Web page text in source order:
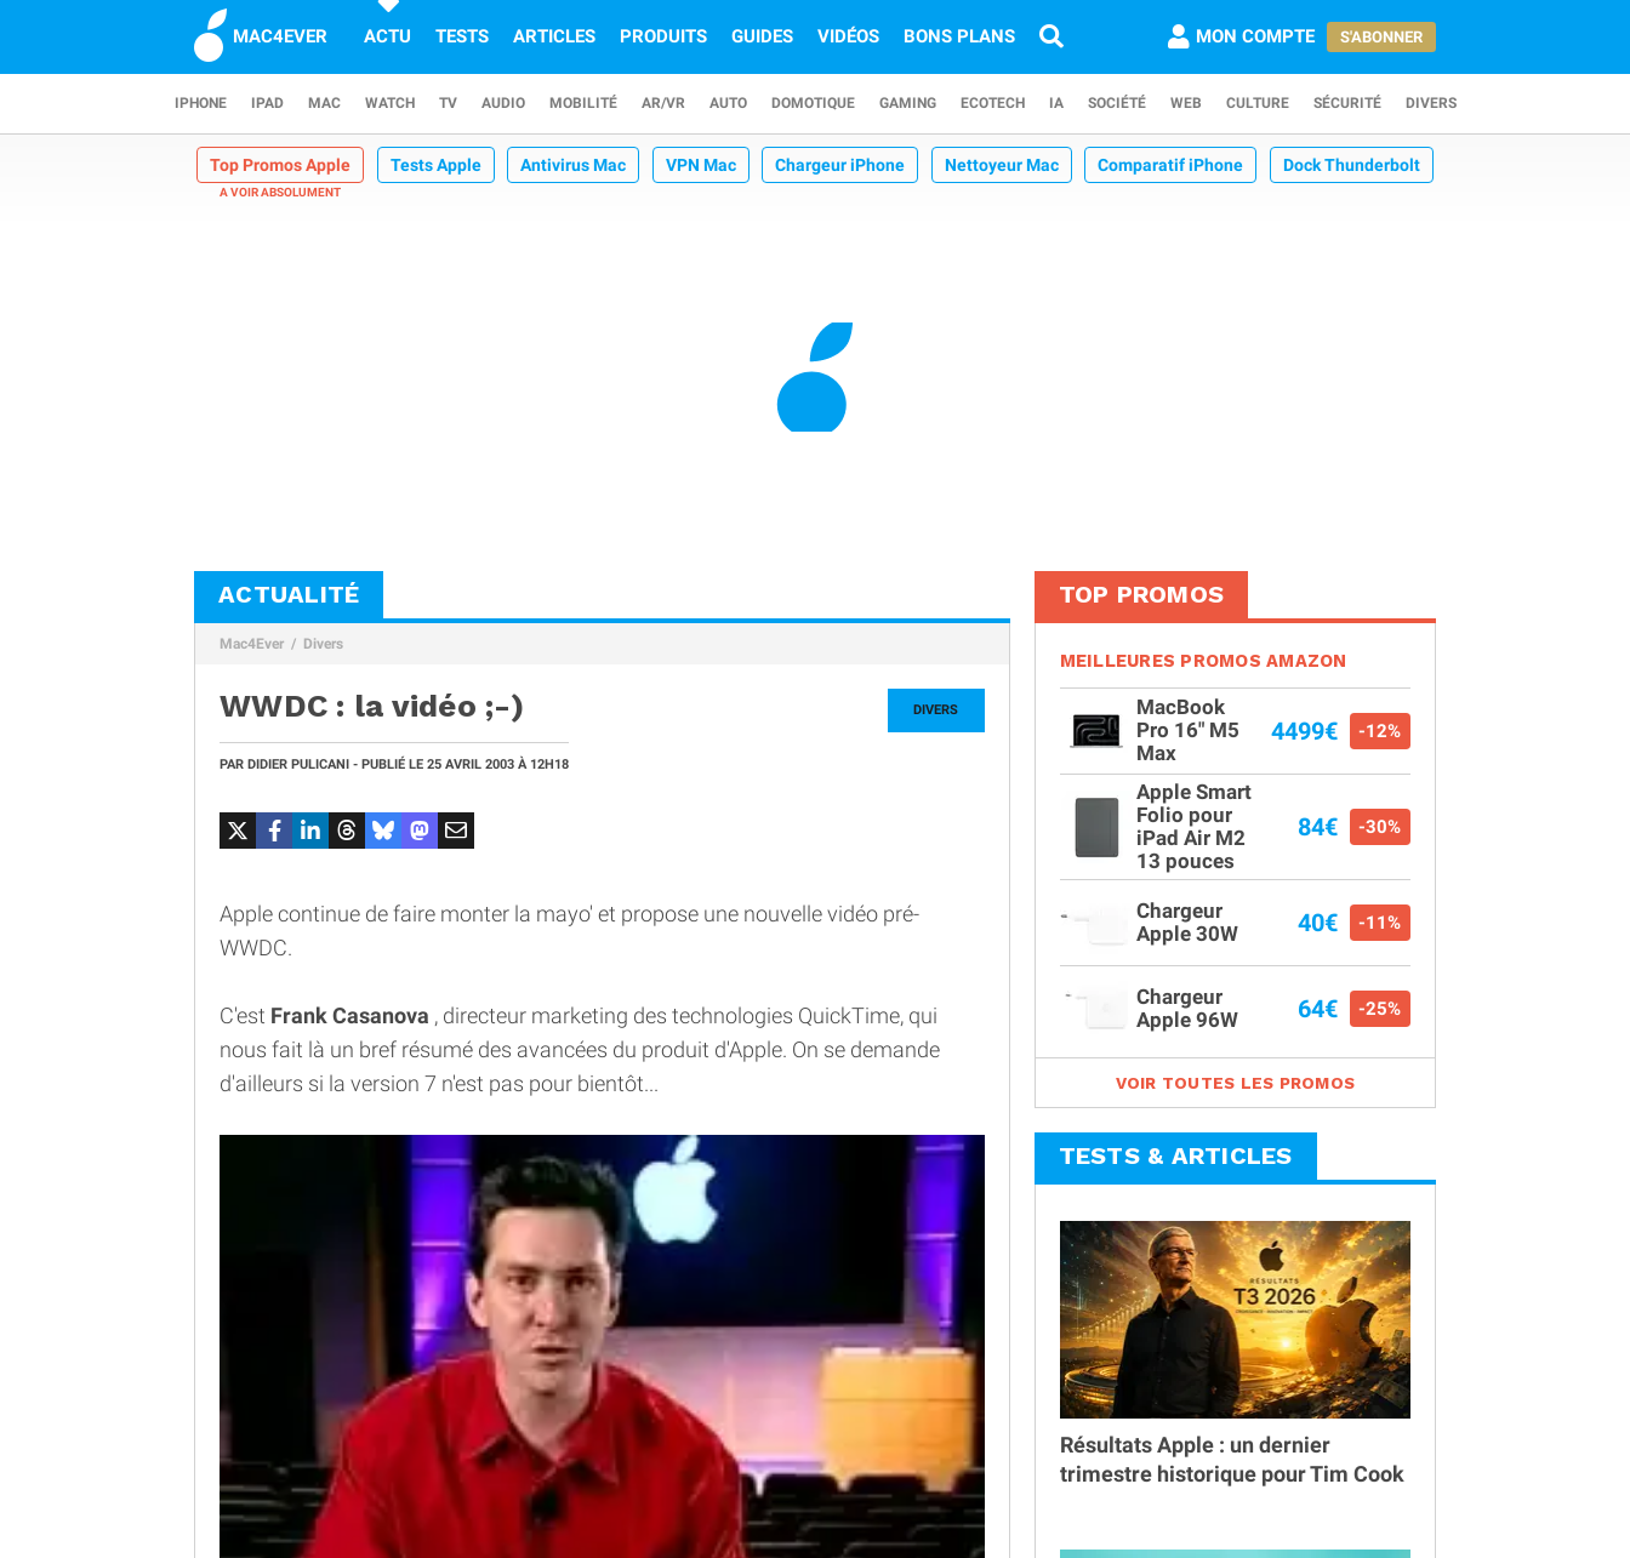
MAC4EVER ACTU TESTS ARTICLES PRODUITS GUIDES VIDÉOS BONS PLANS MON COMPTE S'ABONNER
IPHONE IPAD MAC WATCH TV AUDIO MOBILITÉ AR/VR AUTO DOMOTIQUE GAMING ECOTECH IA SOCIÉTÉ WEB CULTURE SÉCURITÉ DIVERS
Top Promos Apple Tests Apple Antivirus Mac VPN Mac Chargeur iPhone Nettoyeur Mac Comparatif iPhone Dock Thunderbolt
ACTUALITÉ
Mac4Ever Divers
DIVERS
WWDC : la vidéo ;-)
PAR DIDIER PULICANI - PUBLIÉ LE 25 AVRIL 2003 À 12H18
Apple continue de faire monter la mayo' et propose une nouvelle vidéo pré-
WWDC.
C'est Frank Casanova , directeur marketing des technologies QuickTime, qui
nous fait là un bref résumé des avancées du produit d'Apple. On se demande
d'ailleurs si la version 7 n'est pas pour bientôt...
TOP PROMOS
MEILLEURES PROMOS AMAZON
MacBook
Pro 16" M5
Max
4499€ -12%
Apple Smart
Folio pour
iPad Air M2
13 pouces
84€ -30%
Chargeur
Apple 30W
40€ -11%
Chargeur
Apple 96W
64€ -25%
VOIR TOUTES LES PROMOS
TESTS & ARTICLES
Résultats Apple : un dernier
trimestre historique pour Tim Cook